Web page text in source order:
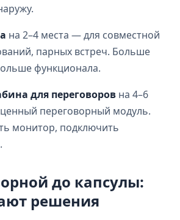
на 2–4 места — для совместной
парных встреч. Больше
функционала.
для переговоров на 4–6
переговорный модуль.
монитор, подключить
до капсулы:
решения